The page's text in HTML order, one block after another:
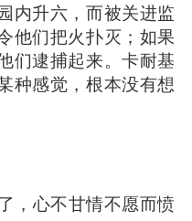
内升六，而被关进监
他们把火扑灭；如果
们逮捕起来。卡耐基
种感觉，根本没有想
，心不甘情不愿而愤